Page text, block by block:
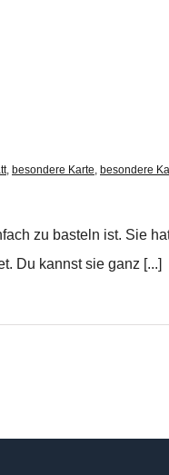
, besondere Karte, besondere
zu basteln ist. Sie
Du kannst sie ganz [...]